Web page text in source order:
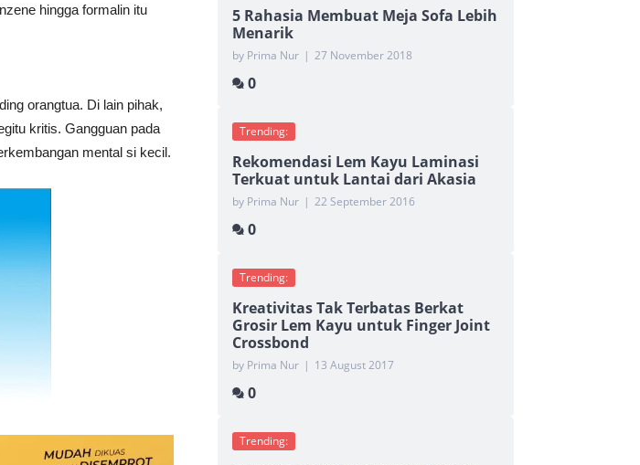
hingga formalin itu
orangtua. Di lain pihak,
kritis. Gangguan pada
mental si kecil.
5 Rahasia Membuat Meja Sofa Lebih
Menarik
by Prima Nur | 27 November 2018
0
Trending:
Rekomendasi Lem Kayu Laminasi
Terkuat untuk Lantai dari Akasia
by Prima Nur | 22 September 2016
0
Trending:
Kreativitas Tak Terbatas Berkat
Grosir Lem Kayu untuk Finger Joint
Crossbond
by Prima Nur | 13 August 2017
0
Trending: